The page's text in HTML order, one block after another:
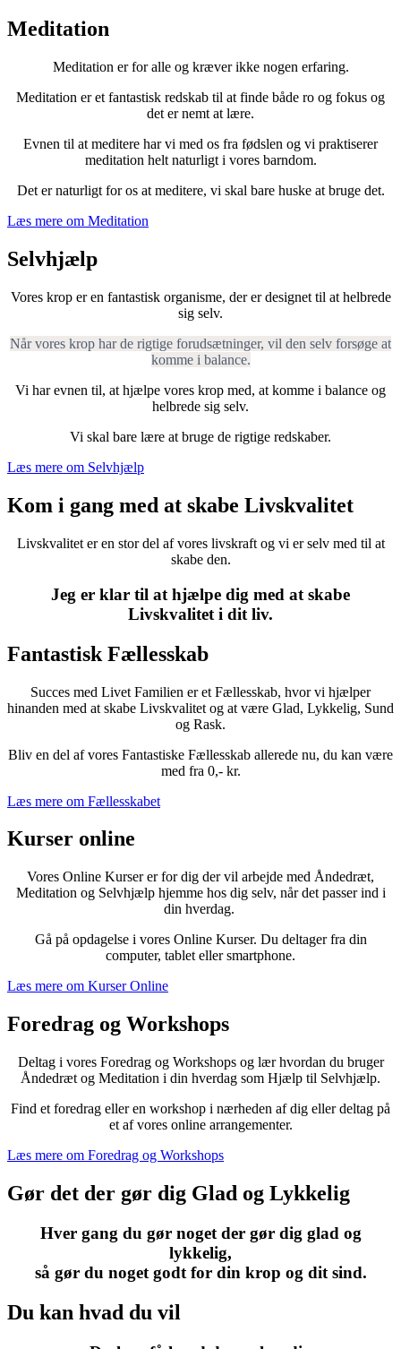
Meditation
Meditation er for alle og kræver ikke nogen erfaring.
Meditation er et fantastisk redskab til at finde både ro og fokus og
det er nemt at lære.
Evnen til at meditere har vi med os fra fødslen og vi praktiserer
meditation helt naturligt i vores barndom.
Det er naturligt for os at meditere, vi skal bare huske at bruge det.
Læs mere om Meditation
Selvhjælp
Vores krop er en fantastisk organisme, der er designet til at helbrede
sig selv.
Når vores krop har de rigtige forudsætninger, vil den selv forsøge at
komme i balance.
Vi har evnen til, at hjælpe vores krop med, at komme i balance og
helbrede sig selv.
Vi skal bare lære at bruge de rigtige redskaber.
Læs mere om Selvhjælp
Kom i gang med at skabe Livskvalitet
Livskvalitet er en stor del af vores livskraft og vi er selv med til at
skabe den.
Jeg er klar til at hjælpe dig med at skabe
Livskvalitet i dit liv.
Fantastisk Fællesskab
Succes med Livet Familien er et Fællesskab, hvor vi hjælper
hinanden med at skabe Livskvalitet og at være Glad, Lykkelig, Sund
og Rask.
Bliv en del af vores Fantastiske Fællesskab allerede nu, du kan være
med fra 0,- kr.
Læs mere om Fællesskabet
Kurser online
Vores Online Kurser er for dig der vil arbejde med Åndedræt,
Meditation og Selvhjælp hjemme hos dig selv, når det passer ind i
din hverdag.
Gå på opdagelse i vores Online Kurser. Du deltager fra din
computer, tablet eller smartphone.
Læs mere om Kurser Online
Foredrag og Workshops
Deltag i vores Foredrag og Workshops og lær hvordan du bruger
Åndedræt og Meditation i din hverdag som Hjælp til Selvhjælp.
Find et foredrag eller en workshop i nærheden af dig eller deltag på
et af vores online arrangementer.
Læs mere om Foredrag og Workshops
Gør det der gør dig Glad og Lykkelig
Hver gang du gør noget der gør dig glad og
lykkelig,
så gør du noget godt for din krop og dit sind.
Du kan hvad du vil